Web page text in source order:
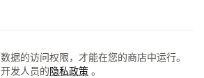
据的访问权限，才能在您的商店中运行。
发人员的隐私政策 。